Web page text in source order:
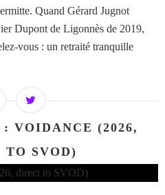
Quand Gérard Jugnot
Dupont de Ligonnès de 2019,
vous : un retraité tranquille
VOIDANCE (2026,
TO SVOD)